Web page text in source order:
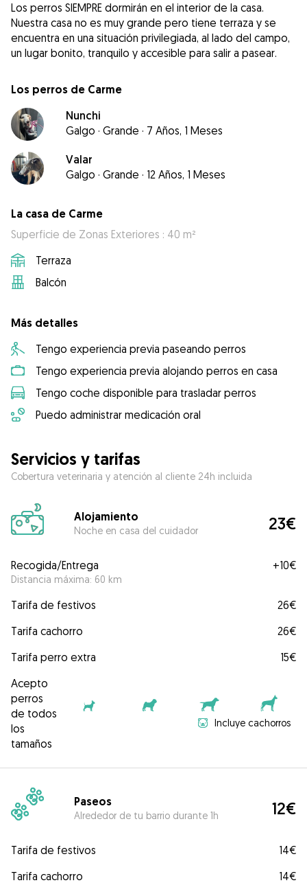
Los perros SIEMPRE dormirán en el interior de la casa.
Nuestra casa no es muy grande pero tiene terraza y se
encuentra en una situación privilegiada, al lado del campo,
un lugar bonito, tranquilo y accesible para salir a pasear.
Los perros de Carme
Nunchi
Galgo · Grande · 7 Años, 1 Meses
Valar
Galgo · Grande · 12 Años, 1 Meses
La casa de Carme
Superficie de Zonas Exteriores : 40 m²
Terraza
Balcón
Más detalles
Tengo experiencia previa paseando perros
Tengo experiencia previa alojando perros en casa
Tengo coche disponible para trasladar perros
Puedo administrar medicación oral
Servicios y tarifas
Cobertura veterinaria y atención al cliente 24h incluida
Alojamiento
Noche en casa del cuidador 23€
Recogida/Entrega
Distancia máxima: 60 km
+10€
Tarifa de festivos
26€
Tarifa cachorro
26€
Tarifa perro extra
15€
Acepto
perros
de todos
los
tamaños
Incluye cachorros
Paseos
Alrededor de tu barrio durante 1h 12€
Tarifa de festivos
14€
Tarifa cachorro
14€